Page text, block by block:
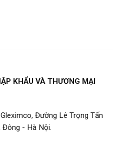
KHẨU VÀ THƯƠNG MẠI
Đường Lê Trọng Tấn
- Hà Nội.